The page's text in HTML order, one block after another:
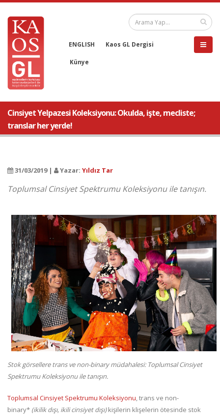
ENGLISH Kaos GL Dergisi
Künye
Cinsiyet Yelpazesi Koleksiyonu: Okulda, işte, mecliste;
translar her yerde!
31/03/2019 | Yazar: Yıldız Tar
Toplumsal Cinsiyet Spektrumu Koleksiyonu ile tanışın.
Stok görsellere trans ve non-binary müdahalesi: Toplumsal Cinsiyet
Spektrumu Koleksiyonu ile tanışın.
Toplumsal Cinsiyet Spektrumu Koleksiyonu, trans ve non-
binary* (ikilik dışı, ikili cinsiyet dışı)kişilerin klişelerin ötesinde stok